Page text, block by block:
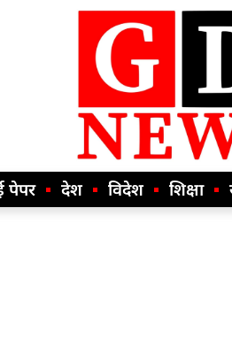
पेपर देश विदेश शिक्षा